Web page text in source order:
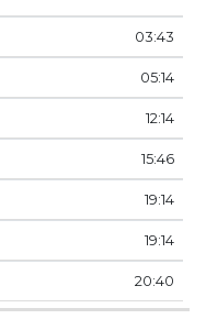
03:43
05:14
12:14
15:46
19:14
19:14
20:40